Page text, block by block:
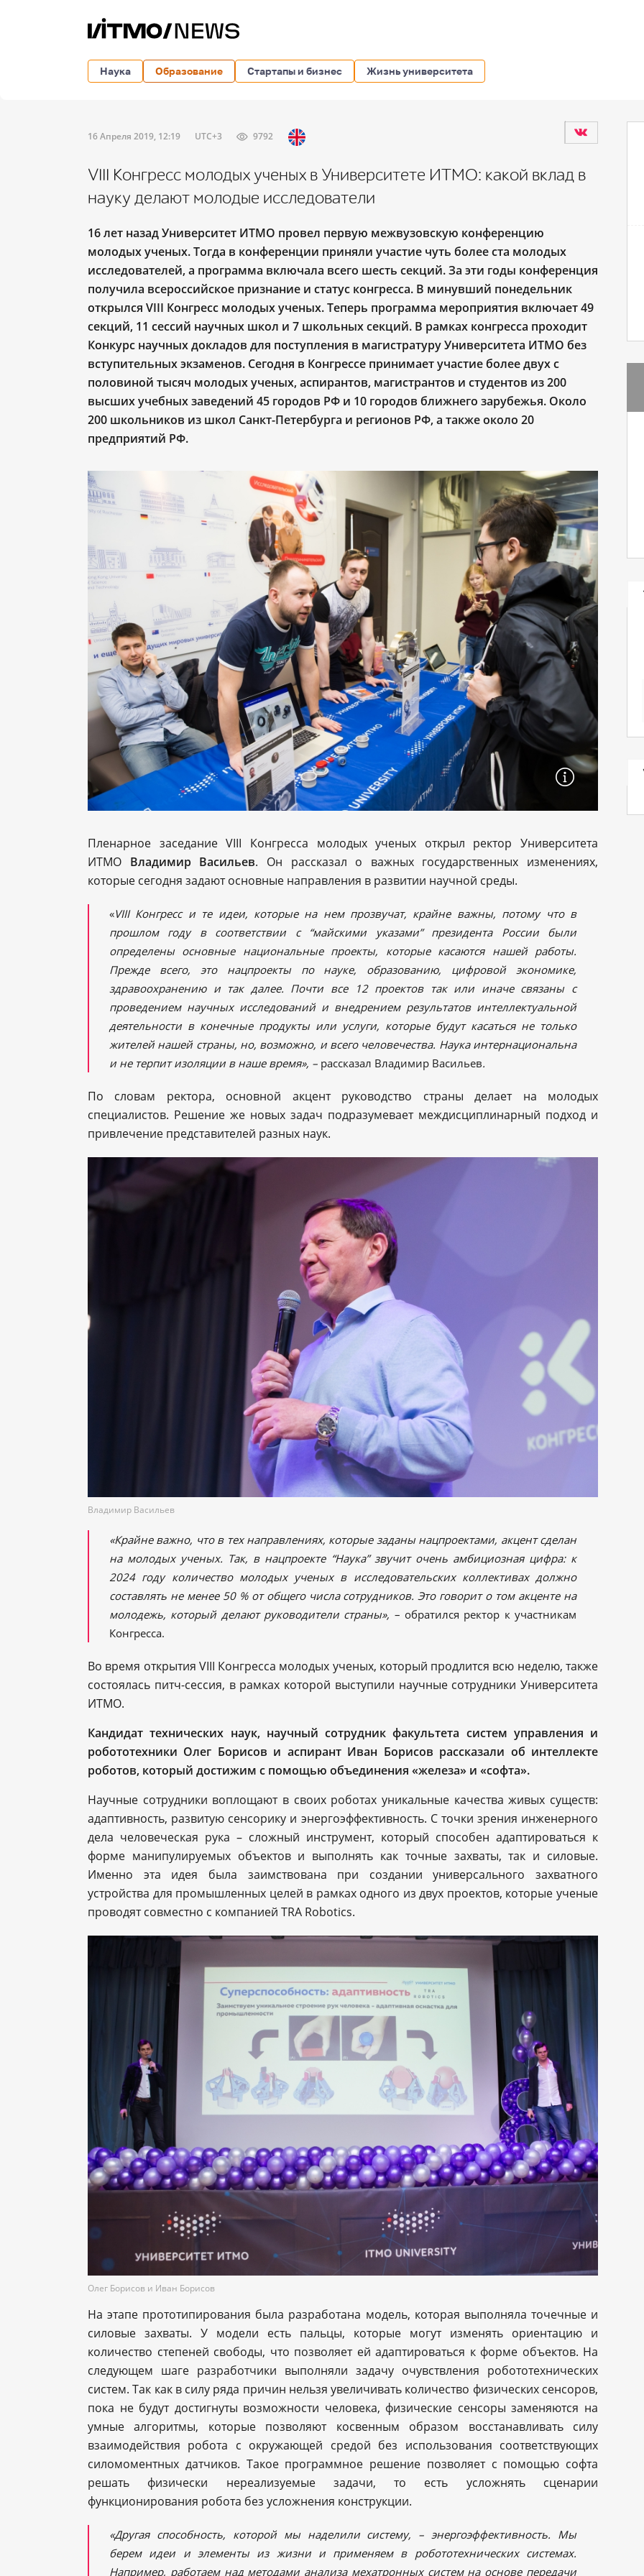
Наука Образование Стартапы и бизнес Жизнь университета
16 Апреля 2019, 12:19 UTC+3 9792
VIII Конгресс молодых ученых в Университете ИТМО: какой вклад в
науку делают молодые исследователи
16 лет назад Университет ИТМО провел первую межвузовскую конференцию
молодых ученых. Тогда в конференции приняли участие чуть более ста молодых
исследователей, а программа включала всего шесть секций. За эти годы конференция
получила всероссийское признание и статус конгресса. В минувший понедельник
открылся VIII Конгресс молодых ученых. Теперь программа мероприятия включает 49
секций, 11 сессий научных школ и 7 школьных секций. В рамках конгресса проходит
Конкурс научных докладов для поступления в магистратуру Университета ИТМО без
вступительных экзаменов. Сегодня в Конгрессе принимает участие более двух с
половиной тысяч молодых ученых, аспирантов, магистрантов и студентов из 200
высших учебных заведений 45 городов РФ и 10 городов ближнего зарубежья. Около
200 школьников из школ Санкт-Петербурга и регионов РФ, а также около 20
предприятий РФ.
Пленарное заседание VIII Конгресса молодых ученых открыл ректор Университета
ИТМО Владимир Васильев. Он рассказал о важных государственных изменениях,
которые сегодня задают основные направления в развитии научной среды.
«VIII Конгресс и те идеи, которые на нем прозвучат, крайне важны, потому что в
прошлом году в соответствии с “майскими указами” президента России были
определены основные национальные проекты, которые касаются нашей работы.
Прежде всего, это нацпроекты по науке, образованию, цифровой экономике,
здравоохранению и так далее. Почти все 12 проектов так или иначе связаны с
проведением научных исследований и внедрением результатов интеллектуальной
деятельности в конечные продукты или услуги, которые будут касаться не только
жителей нашей страны, но, возможно, и всего человечества. Наука интернациональна
и не терпит изоляции в наше время», – рассказал Владимир Васильев.
По словам ректора, основной акцент руководство страны делает на молодых
специалистов. Решение же новых задач подразумевает междисциплинарный подход и
привлечение представителей разных наук.
Владимир Васильев
«Крайне важно, что в тех направлениях, которые заданы нацпроектами, акцент сделан
на молодых ученых. Так, в нацпроекте “Наука” звучит очень амбициозная цифра: к
2024 году количество молодых ученых в исследовательских коллективах должно
составлять не менее 50 % от общего числа сотрудников. Это говорит о том акценте на
молодежь, который делают руководители страны», – обратился ректор к участникам
Конгресса.
Во время открытия VIII Конгресса молодых ученых, который продлится всю неделю, также
состоялась питч-сессия, в рамках которой выступили научные сотрудники Университета
ИТМО.
Кандидат технических наук, научный сотрудник факультета систем управления и
робототехники Олег Борисов и аспирант Иван Борисов рассказали об интеллекте
роботов, который достижим с помощью объединения «железа» и «софта».
Научные сотрудники воплощают в своих роботах уникальные качества живых существ:
адаптивность, развитую сенсорику и энергоэффективность. С точки зрения инженерного
дела человеческая рука – сложный инструмент, который способен адаптироваться к
форме манипулируемых объектов и выполнять как точные захваты, так и силовые.
Именно эта идея была заимствована при создании универсального захватного
устройства для промышленных целей в рамках одного из двух проектов, которые ученые
проводят совместно с компанией TRA Robotics.
Олег Борисов и Иван Борисов
На этапе прототипирования была разработана модель, которая выполняла точечные и
силовые захваты. У модели есть пальцы, которые могут изменять ориентацию и
количество степеней свободы, что позволяет ей адаптироваться к форме объектов. На
следующем шаге разработчики выполняли задачу очувствления робототехнических
систем. Так как в силу ряда причин нельзя увеличивать количество физических сенсоров,
пока не будут достигнуты возможности человека, физические сенсоры заменяются на
умные алгоритмы, которые позволяют косвенным образом восстанавливать силу
взаимодействия робота с окружающей средой без использования соответствующих
силомоментных датчиков. Такое программное решение позволяет с помощью софта
решать физически нереализуемые задачи, то есть усложнять сценарии
функционирования робота без усложнения конструкции.
«Другая способность, которой мы наделили систему, – энергоэффективность. Мы
берем идеи и элементы из жизни и применяем в робототехнических системах.
Например, работаем над методами анализа мехатронных систем на основе передачи